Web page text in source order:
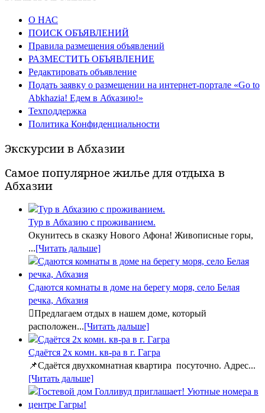
О НАС
ПОИСК ОБЪЯВЛЕНИЙ
Правила размещения объявлений
РАЗМЕСТИТЬ ОБЪЯВЛЕНИЕ
Редактировать объявление
Подать заявку о размещении на интернет-портале «Go to
Abkhazia! Едем в Абхазию!»
Техподдержка
Политика Конфиденциальности
Экскурсии в Абхазии
Самое популярное жилье для отдыха в
Абхазии
Тур в Абхазию с проживанием.
Окунитесь в сказку Нового Афона! Живописные горы,
...[Читать дальше]
Сдаются комнаты в доме на берегу моря, село Белая
речка, Абхазия
Предлагаем отдых в нашем доме, который
расположен...[Читать дальше]
Сдаётся 2х комн. кв-ра в г. Гагра
📌Сдаётся двухкомнатная квартира посуточно. Адрес...
[Читать дальше]